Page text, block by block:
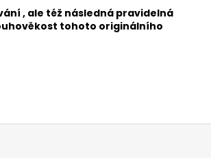
, ale též následná pravidelná
tohoto originálního